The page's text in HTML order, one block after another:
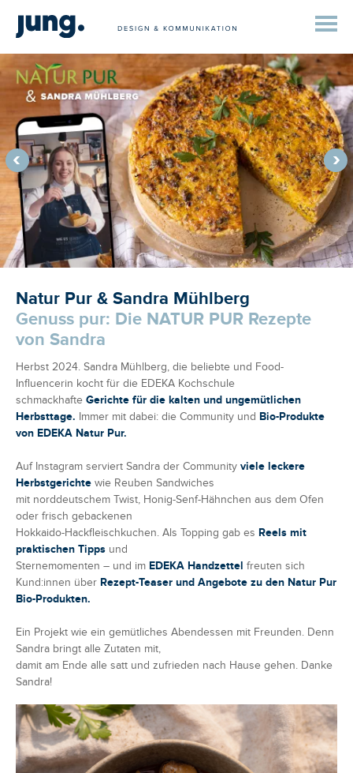
Natur Pur & Sandra Mühlberg
Genuss pur: Die NATUR PUR Rezepte
von Sandra
Herbst 2024. Sandra Mühlberg, die beliebte und Food-
Influencerin kocht für die EDEKA Kochschule
schmackhafte Gerichte für die kalten und ungemütlichen
Herbsttage. Immer mit dabei: die Community und Bio-Produkte
von EDEKA Natur Pur.
Auf Instagram serviert Sandra der Community viele leckere
Herbstgerichte wie Reuben Sandwiches
mit norddeutschem Twist, Honig-Senf-Hähnchen aus dem Ofen
oder frisch gebackenen
Hokkaido-Hackfleischkuchen. Als Topping gab es Reels mit
praktischen Tipps und
Sternemomenten – und im EDEKA Handzettel freuten sich
Kund:innen über Rezept-Teaser und Angebote zu den Natur Pur
Bio-Produkten.
Ein Projekt wie ein gemütliches Abendessen mit Freunden. Denn
Sandra bringt alle Zutaten mit,
damit am Ende alle satt und zufrieden nach Hause gehen. Danke
Sandra!